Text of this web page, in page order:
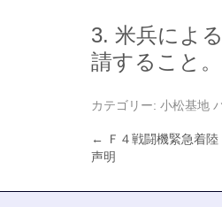
3. 米兵によ
請すること。
カテゴリー: 小松基地
←
Ｆ４戦闘機緊急着
声明